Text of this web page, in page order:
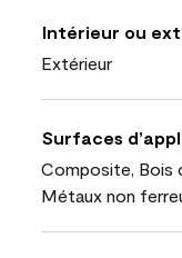
Intérieur ou
Extérieur
Surfaces
Composite, Bois
Métaux non